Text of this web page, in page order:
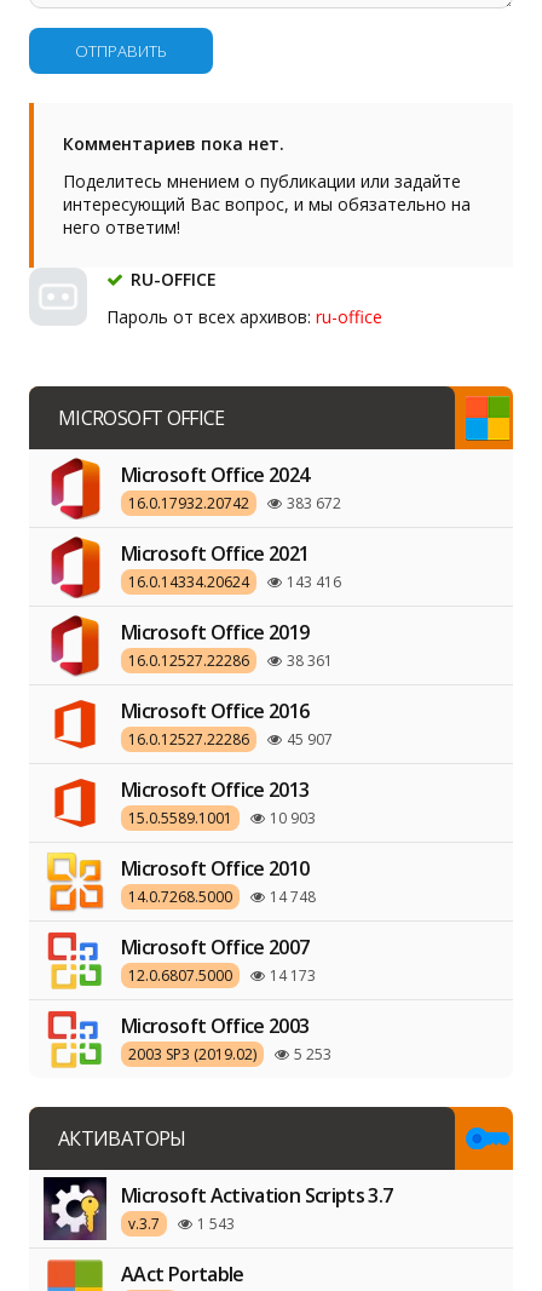
ОТПРАВИТЬ
Комментариев пока нет.
Поделитесь мнением о публикации или задайте
интересующий Вас вопрос, и мы обязательно на
него ответим!
RU-OFFICE
Пароль от всех архивов: ru-office
MICROSOFT OFFICE
Microsoft Office 2024
16.0.17932.20742 383 672
Microsoft Office 2021
16.0.14334.20624 143 416
Microsoft Office 2019
16.0.12527.22286 38 361
Microsoft Office 2016
16.0.12527.22286 45 907
Microsoft Office 2013
15.0.5589.1001 10 903
Microsoft Office 2010
14.0.7268.5000 14 748
Microsoft Office 2007
12.0.6807.5000 14 173
Microsoft Office 2003
2003 SP3 (2019.02) 5 253
АКТИВАТОРЫ
Microsoft Activation Scripts 3.7
v.3.7 1 543
AAct Portable